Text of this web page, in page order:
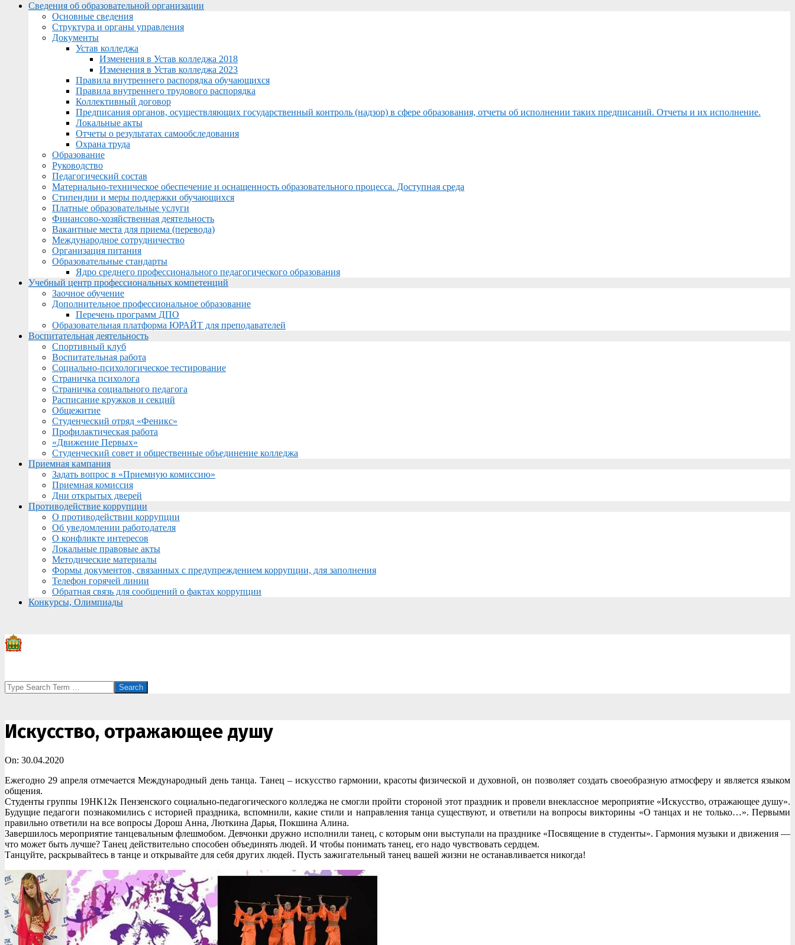
Menu
Сведения об образовательной организации
Основные сведения
Структура и органы управления
Документы
Устав колледжа
Изменения в Устав колледжа 2018
Изменения в Устав колледжа 2023
Правила внутреннего распорядка обучающихся
Правила внутреннего трудового распорядка
Коллективный договор
Предписания органов, осуществляющих государственный контроль (надзор) в сфере образования, отчеты об исполнении таких предписаний. Отчеты и их исполнение.
Локальные акты
Отчеты о результатах самообследования
Охрана труда
Образование
Руководство
Педагогический состав
Материально-техническое обеспечение и оснащенность образовательного процесса. Доступная среда
Стипендии и меры поддержки обучающихся
Платные образовательные услуги
Финансово-хозяйственная деятельность
Вакантные места для приема (перевода)
Международное сотрудничество
Организация питания
Образовательные стандарты
Ядро среднего профессионального педагогического образования
Учебный центр профессиональных компетенций
Заочное обучение
Дополнительное профессиональное образование
Перечень программ ДПО
Образовательная платформа ЮРАЙТ для преподавателей
Воспитательная деятельность
Спортивный клуб
Воспитательная работа
Социально-психологическое тестирование
Страничка психолога
Страничка социального педагога
Расписание кружков и секций
Общежитие
Студенческий отряд «Феникс»
Профилактическая работа
«Движение Первых»
Студенческий совет и общественные объединение колледжа
Приемная кампания
Задать вопрос в «Приемную комиссию»
Приемная комиссия
Дни открытых дверей
Противодействие коррупции
О противодействии коррупции
Об уведомлении работодателя
О конфликте интересов
Локальные правовые акты
Методические материалы
Формы документов, связанных с предупреждением коррупции, для заполнения
Телефон горячей линии
Обратная связь для сообщений о фактах коррупции
Конкурсы, Олимпиады
Search
Искусство, отражающее душу
On: 30.04.2020
Ежегодно 29 апреля отмечается Международный день танца. Танец – искусство гармонии, красоты физической и духовной, он позволяет создать своеобразную атмосферу и является языком
общения.
Студенты группы 19НК12к Пензенского социально-педагогического колледжа не смогли пройти стороной этот праздник и провели внеклассное мероприятие «Искусство, отражающее душу».
Будущие педагоги познакомились с историей праздника, вспомнили, какие стили и направления танца существуют, и ответили на вопросы викторины «О танцах и не только…». Первыми
правильно ответили на все вопросы Дорош Анна, Люткина Дарья, Покшина Алина.
Завершилось мероприятие танцевальным флешмобом. Девчонки дружно исполнили танец, с которым они выступали на празднике «Посвящение в студенты». Гармония музыки и движения —
что может быть лучше? Танец действительно способен объединять людей. И чтобы понимать танец, его надо чувствовать сердцем.
Танцуйте, раскрывайтесь в танце и открывайте для себя других людей. Пусть зажигательный танец вашей жизни не останавливается никогда!